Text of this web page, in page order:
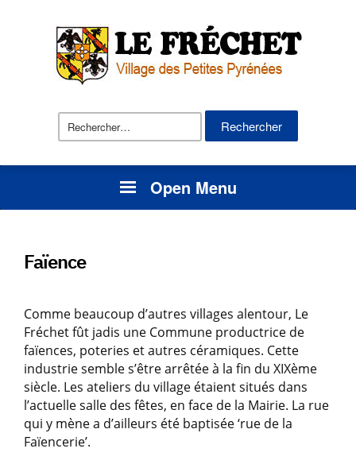
Rechercher :
Open Menu
Faïence
Comme beaucoup d’autres villages alentour, Le
Fréchet fût jadis une Commune productrice de
faïences, poteries et autres céramiques. Cette
industrie semble s’être arrêtée à la fin du XIXème
siècle. Les ateliers du village étaient situés dans
l’actuelle salle des fêtes, en face de la Mairie. La rue
qui y mène a d’ailleurs été baptisée ‘rue de la
Faïencerie’.